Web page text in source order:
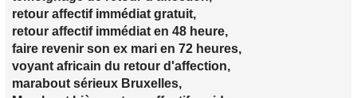
retour affectif immédiat gratuit,
retour affectif immédiat en 48 heure,
faire revenir son ex mari en 72 heures,
voyant africain du retour d'affection,
marabout sérieux Bruxelles,